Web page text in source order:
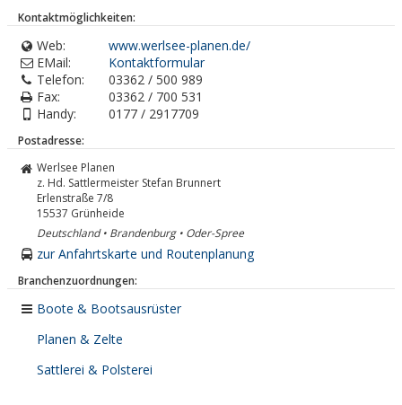
Kontaktmöglichkeiten:
Web:
www.werlsee-planen.de/
EMail:
Kontaktformular
Telefon:
03362 / 500 989
Fax:
03362 / 700 531
Handy:
0177 / 2917709
Postadresse:
Werlsee Planen
z. Hd. Sattlermeister Stefan Brunnert
Erlenstraße 7/8
15537 Grünheide
Deutschland • Brandenburg • Oder-Spree
zur Anfahrtskarte und Routenplanung
Branchenzuordnungen:
Boote & Bootsausrüster
Planen & Zelte
Sattlerei & Polsterei